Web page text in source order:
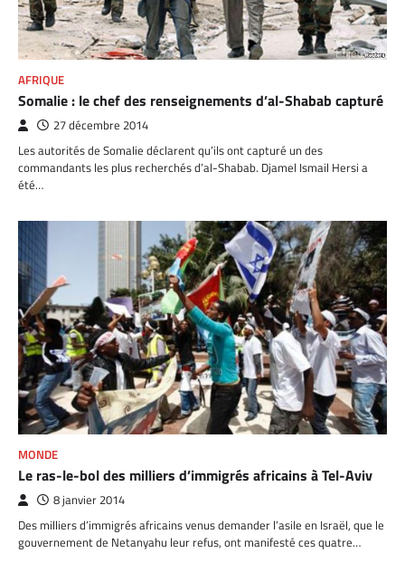
AFRIQUE
Somalie : le chef des renseignements d’al-Shabab capturé
27 décembre 2014
Les autorités de Somalie déclarent qu’ils ont capturé un des
commandants les plus recherchés d’al-Shabab. Djamel Ismail Hersi a
été…
MONDE
Le ras-le-bol des milliers d’immigrés africains à Tel-Aviv
8 janvier 2014
Des milliers d’immigrés africains venus demander l’asile en Israël, que le
gouvernement de Netanyahu leur refus, ont manifesté ces quatre…